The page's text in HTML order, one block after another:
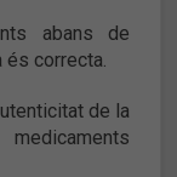
abans de
és correcta.
de la